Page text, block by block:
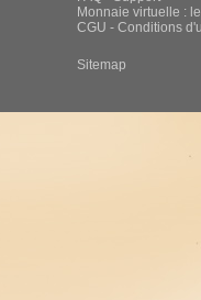
Monnaie virtuelle :
CGU - Conditions
Sitemap